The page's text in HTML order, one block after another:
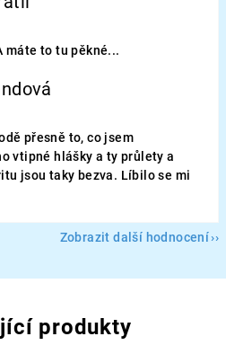
je 5 z 5 hvězdiček.
máte to tu pěkné...
je 5 z 5 hvězdiček.
přesně to, co jsem
vtipné hlášky a ty průlety a
jsou taky bezva. Líbilo se mi
Zobrazit další hodnocení
produkty